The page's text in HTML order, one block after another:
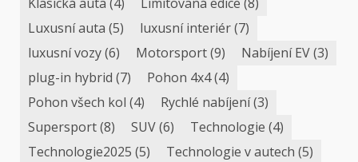
Klasická auta (4) Limitovaná edice (8)
Luxusní auta (5) luxusní interiér(7)
luxusní vozy(6) Motorsport(9) Nabíjení EV(3)
plug-in hybrid (7) Pohon 4x4(4)
Pohon všech kol (4) Rychlé nabíjení(3)
Supersport(8) SUV(6) Technologie (4)
Technologie2025 (5) Technologie v autech (5)